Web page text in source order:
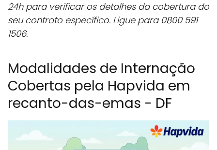
24h para verificar os detalhes da cobertura do
seu contrato específico. Ligue para 0800 591
1506.
Modalidades de Internação
Cobertas pela Hapvida em
recanto-das-emas - DF